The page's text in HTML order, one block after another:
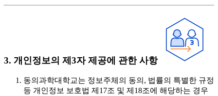
3. 개인정보의 제3자 제공에 관한 사항
동의과학대학교는 정보주체의 동의, 법률의 특별한 규정
등 개인정보 보호법 제17조 및 제18조에 해당하는 경우